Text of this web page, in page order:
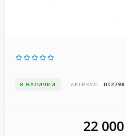
В НАЛИЧИИ АРТИКУЛ: DT2798
22 000